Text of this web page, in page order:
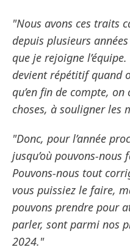
"Nous avons ces traits
depuis plusieurs
que je rejoigne
devient répétitif quand
qu’en fin de compte,
choses, à souligner les
"Donc, pour l’année
jusqu’où pouvons-nous
Pouvons-nous tout
vous puissiez le faire,
pouvons prendre pour
parler, sont parmi nos
2024."